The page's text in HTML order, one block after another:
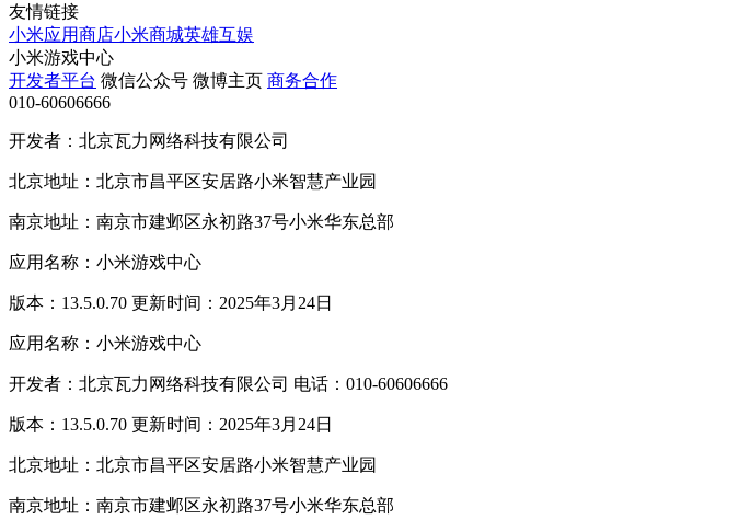
友情链接
小米应用商店小米商城英雄互娱
小米游戏中心
开发者平台 微信公众号 微博主页 商务合作
010-60606666
开发者：北京瓦力网络科技有限公司
北京地址：北京市昌平区安居路小米智慧产业园
南京地址：南京市建邺区永初路37号小米华东总部
应用名称：小米游戏中心
版本：13.5.0.70 更新时间：2025年3月24日
应用名称：小米游戏中心
开发者：北京瓦力网络科技有限公司 电话：010-60606666
版本：13.5.0.70 更新时间：2025年3月24日
北京地址：北京市昌平区安居路小米智慧产业园
南京地址：南京市建邺区永初路37号小米华东总部